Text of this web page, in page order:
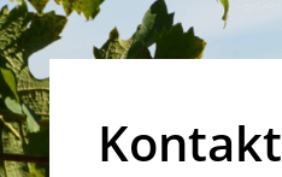
Kontakt